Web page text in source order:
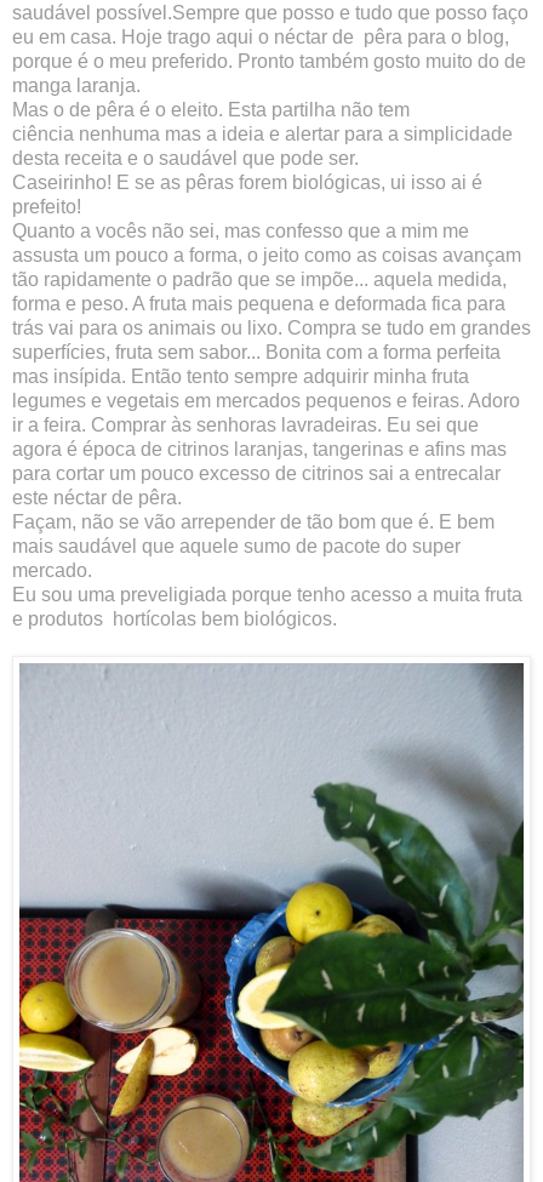
saudável possível.Sempre que posso e tudo que posso faço
eu em casa. Hoje trago aqui o néctar de pêra para o blog,
porque é o meu preferido. Pronto também gosto muito do de
manga laranja.
Mas o de pêra é o eleito. Esta partilha não tem
ciência nenhuma mas a ideia e alertar para a simplicidade
desta receita e o saudável que pode ser.
Caseirinho! E se as pêras forem biológicas, ui isso ai é
prefeito!
Quanto a vocês não sei, mas confesso que a mim me
assusta um pouco a forma, o jeito como as coisas avançam
tão rapidamente o padrão que se impõe... aquela medida,
forma e peso. A fruta mais pequena e deformada fica para
trás vai para os animais ou lixo. Compra se tudo em grandes
superfícies, fruta sem sabor... Bonita com a forma perfeita
mas insípida. Então tento sempre adquirir minha fruta
legumes e vegetais em mercados pequenos e feiras. Adoro
ir a feira. Comprar às senhoras lavradeiras. Eu sei que
agora é época de citrinos laranjas, tangerinas e afins mas
para cortar um pouco excesso de citrinos sai a entrecalar
este néctar de pêra.
Façam, não se vão arrepender de tão bom que é. E bem
mais saudável que aquele sumo de pacote do super
mercado.
Eu sou uma preveligiada porque tenho acesso a muita fruta
e produtos hortícolas bem biológicos.